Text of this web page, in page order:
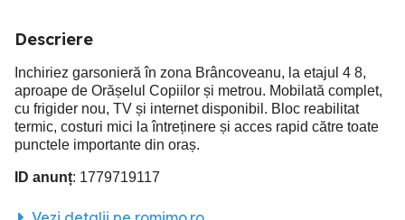
Descriere
Inchiriez garsonieră în zona Brâncoveanu, la etajul 4 8,
aproape de Orășelul Copiilor și metrou. Mobilată complet,
cu frigider nou, TV și internet disponibil. Bloc reabilitat
termic, costuri mici la întreținere și acces rapid către toate
punctele importante din oraș.
ID anunț: 1779719117